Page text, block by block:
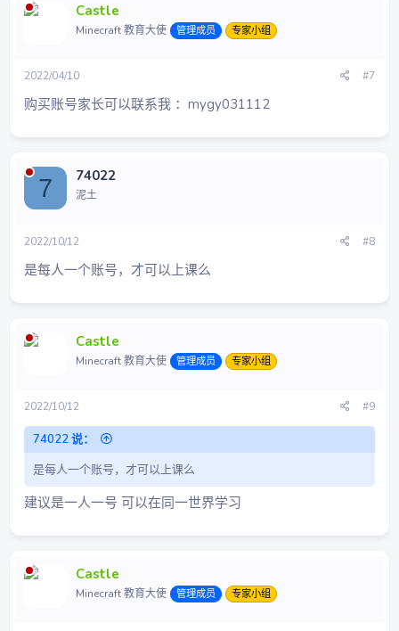
Castle
Minecraft 教育大使 管理成员 专家小组
2022/04/10 #7
购买账号家长可以联系我 ：mygy031112
7 74022
泥土
2022/10/12 #8
是每人一个账号，才可以上课么
Castle
Minecraft 教育大使 管理成员 专家小组
2022/10/12 #9
74022 说：
是每人一个账号，才可以上课么
建议是一人一号 可以在同一世界学习
Castle
Minecraft 教育大使 管理成员 专家小组